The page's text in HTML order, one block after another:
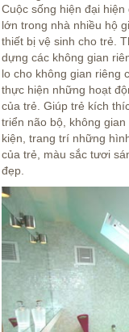
Cuộc sống hiện đại
lớn trong nhà nhiều hộ
thiết bị vệ sinh cho trẻ.
dựng các không gian
lo cho không gian riêng
thực hiện những hoạt
của trẻ. Giúp trẻ kích
triển não bộ, không
kiện, trang trí những
của trẻ, màu sắc tươi
đẹp.